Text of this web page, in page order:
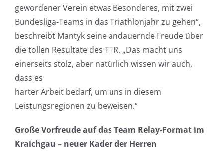
gewordener Verein etwas Besonderes, mit zwei
Bundesliga-Teams in das Triathlonjahr zu gehen“,
beschreibt Mantyk seine andauernde Freude über
die tollen Resultate des TTR. „Das macht uns
einerseits stolz, aber natürlich wissen wir auch,
dass es
harter Arbeit bedarf, um uns in diesem
Leistungsregionen zu beweisen.“
Große Vorfreude auf das Team Relay-Format im
Kraichgau – neuer Kader der Herren